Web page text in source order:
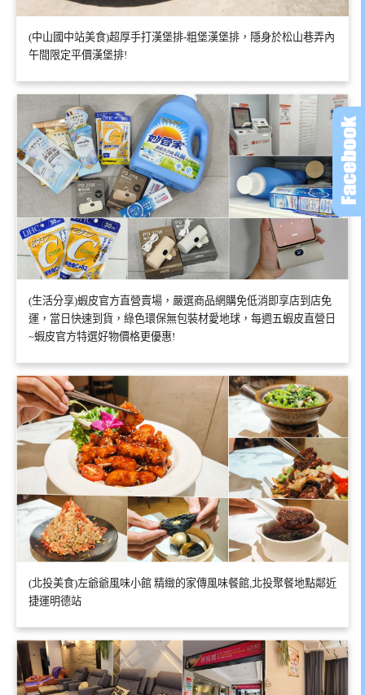
(中山國中站美食)超厚手打漢堡排-粗堡漢堡排，隱身於松山巷弄內
午間限定平價漢堡排!
(生活分享)蝦皮官方直營賣場，嚴選商品網購免低消即享店到店免
運，當日快速到貨，綠色環保無包裝材愛地球，每週五蝦皮直營日
~蝦皮官方特選好物價格更優惠!
(北投美食)左爺爺風味小館 精緻的家傳風味餐館,北投聚餐地點鄰近
捷運明德站